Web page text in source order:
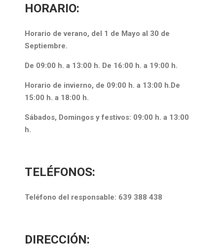
HORARIO:
Horario de verano, del 1 de Mayo al 30 de
Septiembre.
De 09:00 h. a 13:00 h. De 16:00 h. a 19:00 h.
Horario de invierno, de 09:00 h. a 13:00 h.De
15:00 h. a 18:00 h.
Sábados, Domingos y festivos: 09:00 h. a 13:00
h.
TELÉFONOS:
Teléfono del responsable: 639 388 438
DIRECCIÓN: